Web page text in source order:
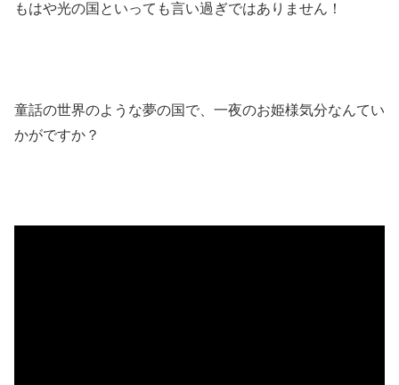
もはや光の国といっても言い過ぎではありません！
童話の世界のような夢の国で、一夜のお姫様気分なんてい
かがですか？